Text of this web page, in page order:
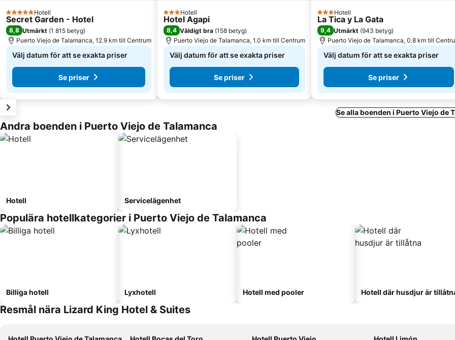
5 StjärnorHotell
Secret Garden - Hotel
8,8 Utmärkt (1 815 betyg)
Puerto Viejo de Talamanca, 12.9 km till Centrum
Välj datum för att se exakta priser
Se priser
3 Stjärnor
Hotell
Hotel Agapi
8,4 Väldigt bra (158 betyg)
Puerto Viejo de Talamanca, 1.0 km till Centrum
Välj datum för att se exakta priser
Se priser
3 Stjärnor
Hotell
La Tica y La Gata
9,4 Utmärkt (943 betyg)
Puerto Viejo de Talamanca, 0.8 km till
Välj datum för att se exakta priser
Se priser
Se alla boenden i Puerto Viejo de
Andra boenden i Puerto Viejo de Talamanca
Hotell Servicelägenhet
Populära hotellkategorier i Puerto Viejo de Talamanca
Billiga hotell Lyxhotell Hotell med pooler Hotell där husdjur är
Resmål nära Lizard King Hotel & Suites